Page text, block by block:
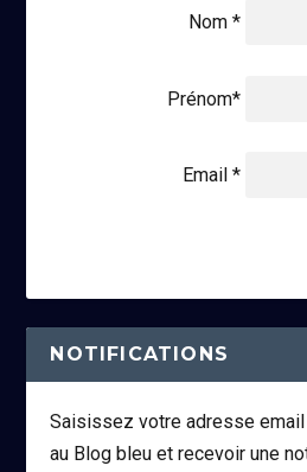
Nom *
Prénom*
Email *
NOTIFICATIONS
Saisissez votre adresse
au Blog bleu et recevoir une